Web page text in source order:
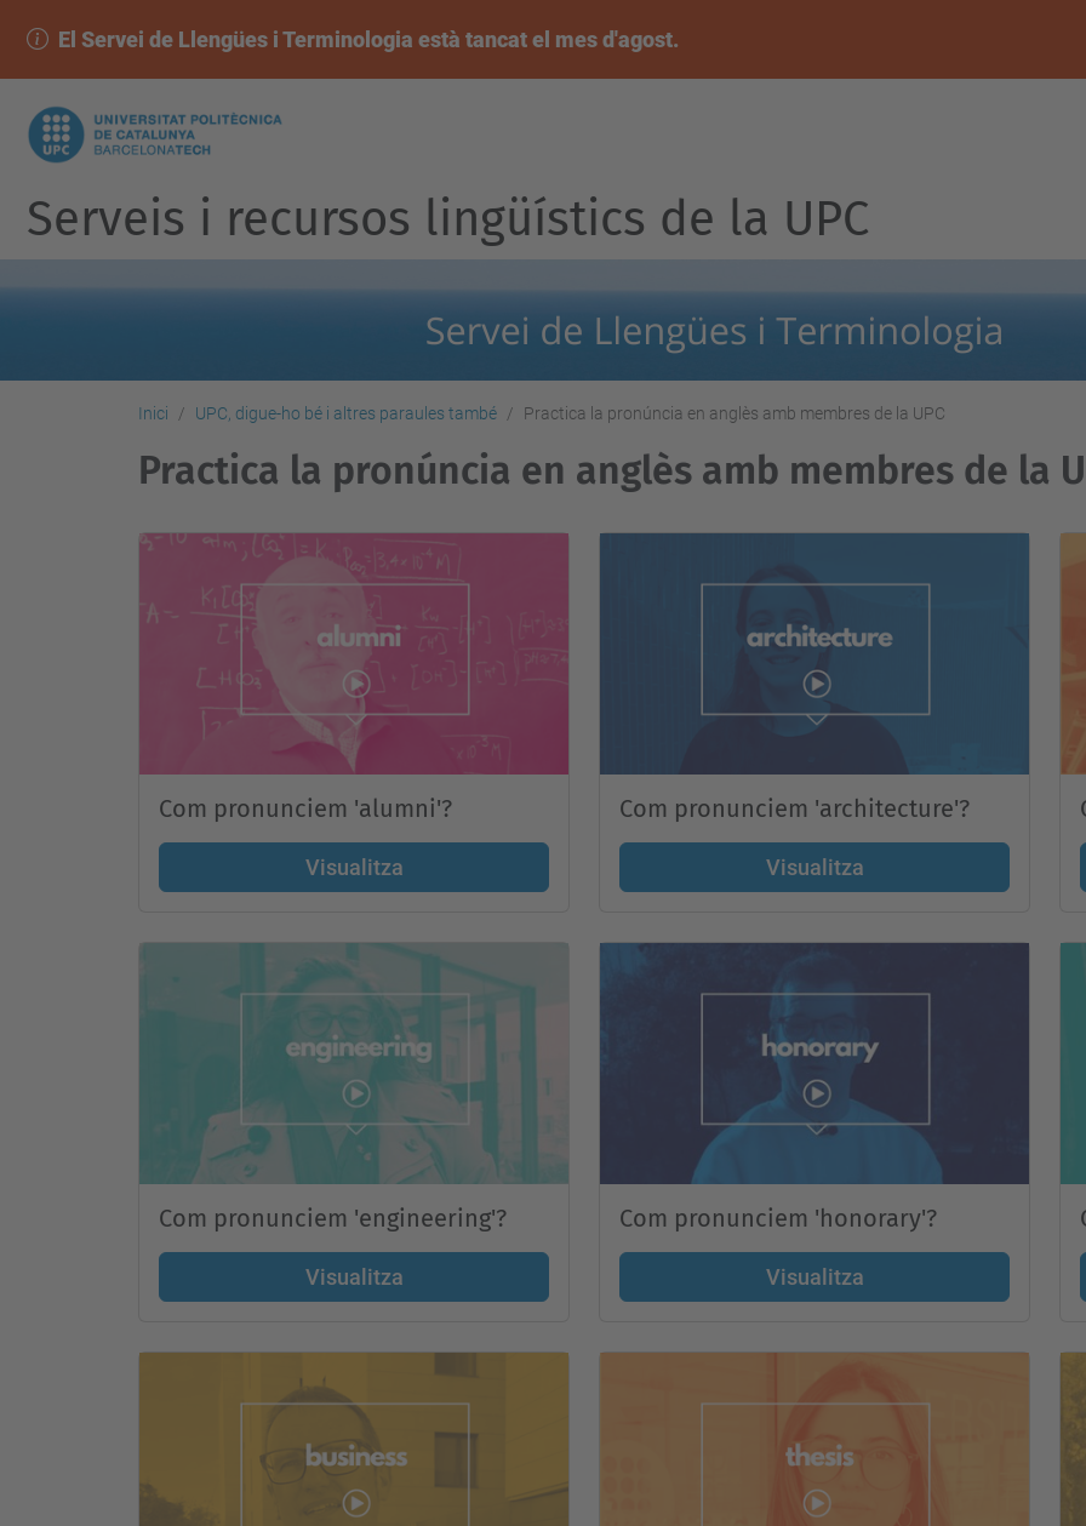
El Servei de Llengües i Terminologia està tancat el mes d'agost.
Serveis i recursos lingüístics de la UPC
Inici UPC, digue-ho bé i altres paraules també Practica la pronúncia en anglès amb membres de la UPC
Practica la pronúncia en anglès amb membres de la
Com pronunciem 'alumni'?
Visualitza
Com pronunciem 'architecture'?
Visualitza
Com pronunciem 'engineering'?
Visualitza
Com pronunciem 'honorary'?
Visualitza